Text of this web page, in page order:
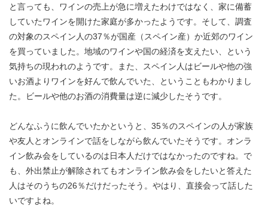
と言っても、ワインの売上が急に増えたわけではなく、家に備蓄
していたワインを開けた家庭が多かったようです。そして、調査
の対象のスペイン人の37％が国産（スペイン産）か近郊のワイン
を買っていました。地域のワインや国の経済を支えたい、という
気持ちの現われのようです。また、スペイン人はビールや他の強
いお酒よりワインを好んで飲んでいた、ということもわかりまし
た。ビールや他のお酒の消費量は逆に減少したそうです。
どんなふうに飲んでいたかというと、35％のスペインの人が家族
や友人とオンラインで話をしながら飲んでいたそうです。オンラ
イン飲み会をしているのは日本人だけではなかったのですね。で
も、外出禁止が解除されてもオンライン飲み会をしたいと答えた
人はそのうちの26％だけだったそう。やはり、直接会って話した
いですよね。